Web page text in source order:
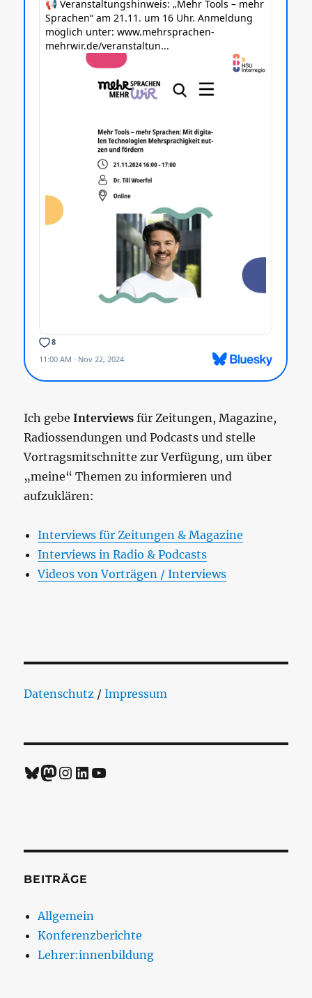
Ich gebeInterviews für Zeitungen, Magazine,
Radiossendungen und Podcasts und stelle
Vortragsmitschnitte zur Verfügung, um über
„meine“ Themen zu informieren und
aufzuklären:
Interviews für Zeitungen & Magazine
Interviews in Radio & Podcasts
Videos von Vorträgen / Interviews
Datenschutz /Impressum
Bluesky
Mastodon
Instagram
LinkedIn
YouTube
BEITRÄGE
Allgemein
Konferenzberichte
Lehrer:innenbildung